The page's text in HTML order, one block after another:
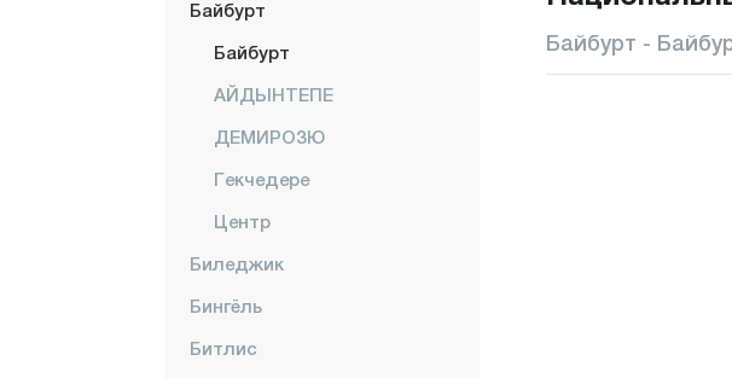
Байбурт
Байбурт
АЙДЫНТЕПЕ
ДЕМИРОЗЮ
Гекчедере
Центр
Биледжик
Бингёль
Битлис
Байбурт -